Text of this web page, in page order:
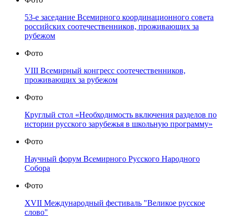
53-е заседание Всемирного координационного совета
российских соотечественников, проживающих за
рубежом
Фото
VIII Всемирный конгресс соотечественников,
проживающих за рубежом
Фото
Круглый стол «Необходимость включения разделов по
истории русского зарубежья в школьную программу»
Фото
Научный форум Всемирного Русского Народного
Собора
Фото
XVII Международный фестиваль "Великое русское
слово"